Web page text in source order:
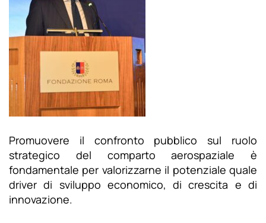
Promuovere il confronto pubblico sul ruolo
strategico del comparto aerospaziale è
fondamentale per valorizzarne il potenziale quale
driver di sviluppo economico, di crescita e di
innovazione.